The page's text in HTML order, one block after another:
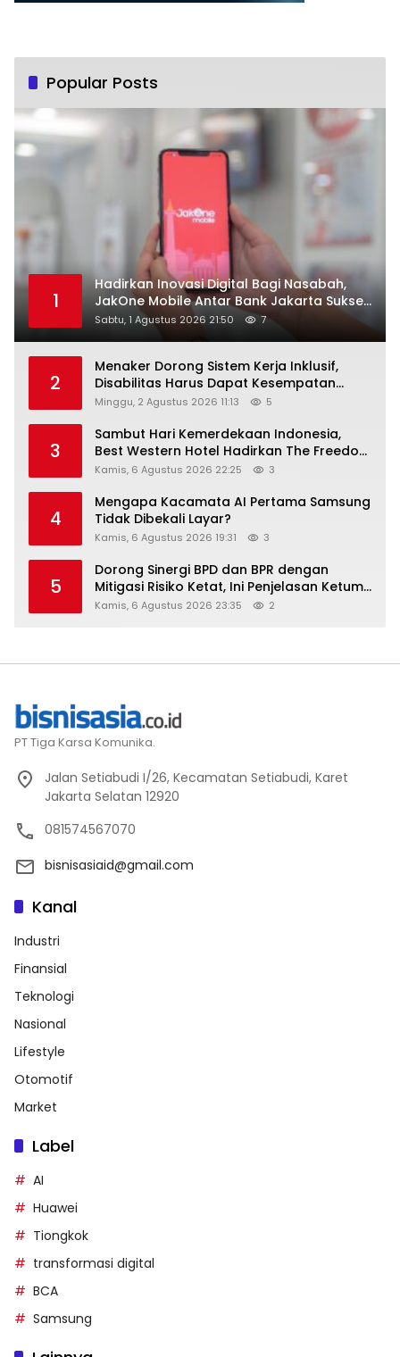
Popular Posts
1
Hadirkan Inovasi Digital Bagi Nasabah,
JakOne Mobile Antar Bank Jakarta Sukses
Raih Digital Excellence Awards 2026
Sabtu, 1 Agustus 2026 21:50 7
2
Menaker Dorong Sistem Kerja Inklusif,
Disabilitas Harus Dapat Kesempatan
Setara
Minggu, 2 Agustus 2026 11:13 5
3
Sambut Hari Kemerdekaan Indonesia,
Best Western Hotel Hadirkan The Freedom
Stay Diskon Hingga 45%
Kamis, 6 Agustus 2026 22:25 3
4
Mengapa Kacamata AI Pertama Samsung
Tidak Dibekali Layar?
Kamis, 6 Agustus 2026 19:31 3
5
Dorong Sinergi BPD dan BPR dengan
Mitigasi Risiko Ketat, Ini Penjelasan Ketum
Asbanda
Kamis, 6 Agustus 2026 23:35 2
PT Tiga Karsa Komunika.
Jalan Setiabudi I/26, Kecamatan Setiabudi, Karet
Jakarta Selatan 12920
081574567070
bisnisasiaid@gmail.com
Kanal
Industri
Finansial
Teknologi
Nasional
Lifestyle
Otomotif
Market
Label
AI
Huawei
Tiongkok
transformasi digital
BCA
Samsung